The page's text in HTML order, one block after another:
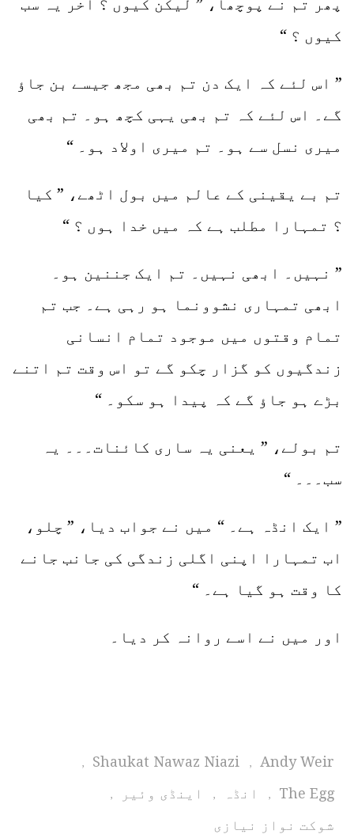
پھر تم نے پوچھا، ” لیکن کیوں ؟ آخر یہ سب
کیوں ؟ “
” اس لئے کہ ایک دن تم بھی مجھ جیسے بن جاؤ
گے۔ اس لئے کہ تم بھی یہی کچھ ہو۔ تم بھی
میری نسل سے ہو۔ تم میری اولاد ہو۔ “
تم بے یقینی کے عالم میں بول اٹھے، ” کیا
؟ تمہارا مطلب ہے کہ میں خدا ہوں ؟ “
” نہیں۔ ابھی نہیں۔ تم ایک جننین ہو۔
ابھی تمہاری نشوونما ہو رہی ہے۔ جب تم
تمام وقتوں میں موجود تمام انسانی
زندگیوں کو گزار چکو گے تو اس وقت تم اتنے
بڑے ہو جاؤ گے کہ پیدا ہو سکو۔ “
تم بولے، ” یعنی یہ ساری کائنات۔۔۔ یہ
سب۔۔۔ “
” ایک انڈہ ہے۔ “ میں نے جواب دیا، ” چلو،
اب تمہارا اپنی اگلی زندگی کی جانب جانے
کا وقت ہو گیا ہے۔ “
اور میں نے اسے روانہ کر دیا۔
Andy Weir
,
Shaukat Nawaz Niazi
,
The Egg
, انڈہ , اینڈی وئیر ,
شوکت نواز نیازی